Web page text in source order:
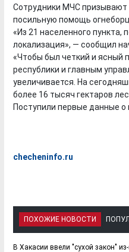
Сотрудники МЧС призывают
посильную помощь
«Из 21 населенного
локализация», — сообщил
«Чтобы был четкий и ясный
республики и главным
увеличивается. На
более 16 тысяч гектаров
Поступили первые данные о
checheninfo.ru
ПОХОЖИЕ НОВОСТИ
В Хакасии ввели "сухой закон"